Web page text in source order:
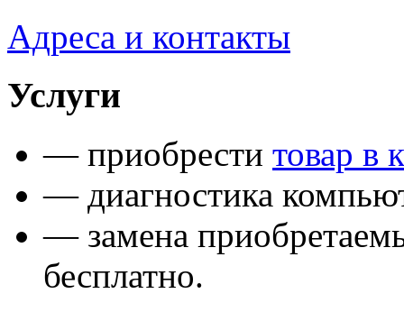
Адреса и контакты
Услуги
— приобрести товар в
— диагностика
— замена
бесплатно.